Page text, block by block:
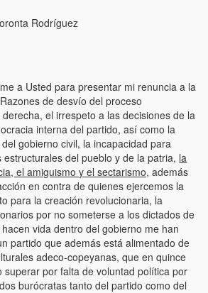
de la violencia castrista del 4 de Febrero de
mira a tu pueblo!!! (Despicable traitor, look
Rodríguez
a Usted para presentar mi renuncia a la
de desvío del proceso
el irrespeto a las decisiones de la
interna del partido, así como la
gobierno civil, la incapacidad para
del pueblo y de la patria, la
el amiguismo y el sectarismo, además
en contra de quienes ejercemos la
para la creación revolucionaria, la
por no someterse a los dictados de
vida dentro del gobierno me han
partido que además está alimentado de
adeco-copeyanas, que en quince
superar por falta de voluntad política por
burócratas tanto del partido como del